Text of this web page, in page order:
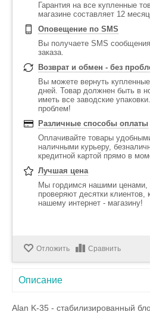
Гарантия на все купленные
магазине составляет 12
Оповещение по SMS
Вы получаете SMS
заказа.
Возврат и обмен - без
Вы можете вернуть
дней. Товар должнен быть в
иметь все заводские
проблем!
Различные способы оплаты
Оплачивайте товары
наличными курьеру,
кредитной картой прямо в
Лучшая цена
Мы гордимся нашими ценами,
проверяют десятки
нашему интернет - магазину!
Отложить Сравнить
Описание
Alan K-35 - стабилизированный